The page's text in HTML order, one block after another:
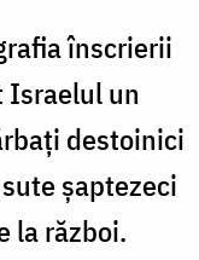
înscrierii
Israelul un
destoinici
şaptezeci
la război.